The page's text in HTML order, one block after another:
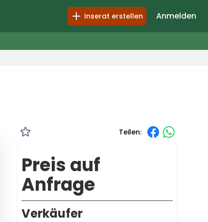
Inserat erstellen Anmelden
Teilen:
Preis auf
Anfrage
Verkäufer